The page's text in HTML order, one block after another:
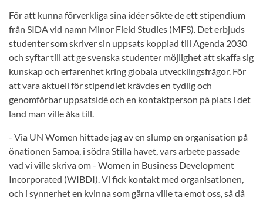
För att kunna förverkliga sina idéer sökte de ett stipendium
från SIDA vid namn Minor Field Studies (MFS). Det erbjuds
studenter som skriver sin uppsats kopplad till Agenda 2030
och syftar till att ge svenska studenter möjlighet att skaffa sig
kunskap och erfarenhet kring globala utvecklingsfrågor. För
att vara aktuell för stipendiet krävdes en tydlig och
genomförbar uppsatsidé och en kontaktperson på plats i det
land man ville åka till.
- Via UN Women hittade jag av en slump en organisation på
önationen Samoa, i södra Stilla havet, vars arbete passade
vad vi ville skriva om - Women in Business Development
Incorporated (WIBDI). Vi fick kontakt med organisationen,
och i synnerhet en kvinna som gärna ville ta emot oss, så då